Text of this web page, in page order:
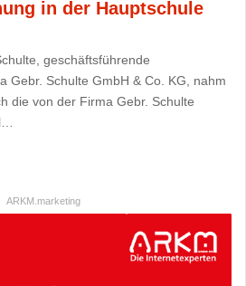
in der Hauptschule
geschäftsführende
Gebr. Schulte GmbH & Co. KG, nahm
die von der Firma Gebr. Schulte
ARKM.marketing